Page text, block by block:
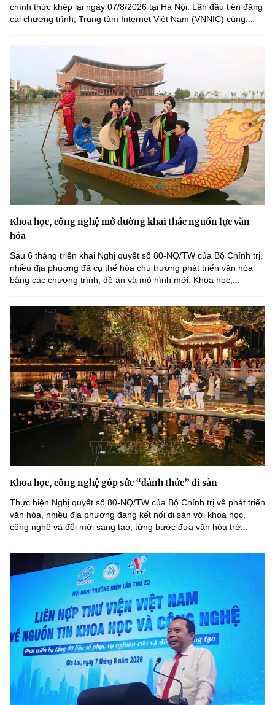
chính thức khép lại ngày 07/8/2026 tại Hà Nội. Lần đầu tiên đăng
cai chương trình, Trung tâm Internet Việt Nam (VNNIC) cùng...
Khoa học, công nghệ mở đường khai thác nguồn lực văn
hóa
Sau 6 tháng triển khai Nghị quyết số 80-NQ/TW của Bộ Chính trị,
nhiều địa phương đã cụ thể hóa chủ trương phát triển văn hóa
bằng các chương trình, đề án và mô hình mới. Khoa học,...
Khoa học, công nghệ góp sức “đánh thức” di sản
Thực hiện Nghị quyết số 80-NQ/TW của Bộ Chính trị về phát triển
văn hóa, nhiều địa phương đang kết nối di sản với khoa học,
công nghệ và đổi mới sáng tạo, từng bước đưa văn hóa trở...